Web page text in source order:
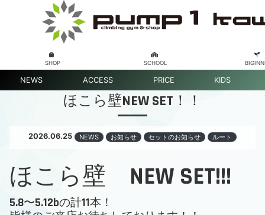
SHOP SCHOOL
NEWS ACCESS PRICE KIDS
ほこら壁NEW SET！！
2026.06.25 NEWS お知らせ セットのお知らせ ルート
ほこら壁 NEW SET!!!
5.8〜5.12bの計11本！